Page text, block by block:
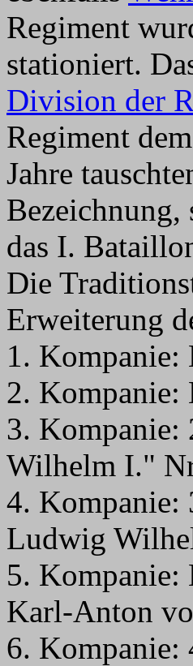
Regiment
stationiert.
Division der
Regiment dem
Jahre
das I.
Die
Erweiterung
1. Kompanie:
2. Kompanie:
3. Kompanie:
Wilhelm I."
4. Kompanie:
Ludwig
5. Kompanie:
Karl-Anton
6. Kompanie: